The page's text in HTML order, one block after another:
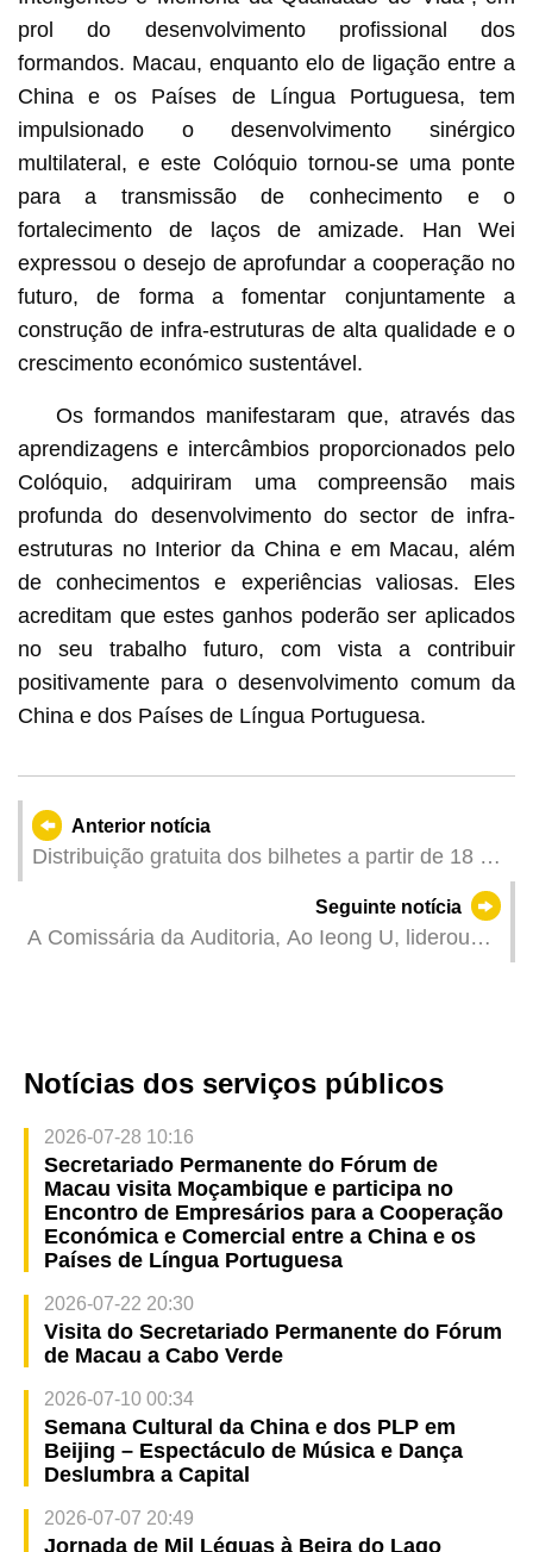
prol do desenvolvimento profissional dos
formandos. Macau, enquanto elo de ligação entre a
China e os Países de Língua Portuguesa, tem
impulsionado o desenvolvimento sinérgico
multilateral, e este Colóquio tornou-se uma ponte
para a transmissão de conhecimento e o
fortalecimento de laços de amizade. Han Wei
expressou o desejo de aprofundar a cooperação no
futuro, de forma a fomentar conjuntamente a
construção de infra-estruturas de alta qualidade e o
crescimento económico sustentável.
Os formandos manifestaram que, através das
aprendizagens e intercâmbios proporcionados pelo
Colóquio, adquiriram uma compreensão mais
profunda do desenvolvimento do sector de infra-
estruturas no Interior da China e em Macau, além
de conhecimentos e experiências valiosas. Eles
acreditam que estes ganhos poderão ser aplicados
no seu trabalho futuro, com vista a contribuir
positivamente para o desenvolvimento comum da
China e dos Países de Língua Portuguesa.
Anterior notícia
Distribuição gratuita dos bilhetes a partir de 18 de
Junho para a competição de teste da 15.ª edição
dos Jogos Nacionais da Zona de Competição de
Macau das modalidades de Basquetebol de três
Seguinte notícia
A Comissária da Auditoria, Ao Ieong U, liderou
Notícias dos serviços públicos
2026-07-28 10:16
Secretariado Permanente do Fórum de
Macau visita Moçambique e participa no
Encontro de Empresários para a Cooperação
Económica e Comercial entre a China e os
Países de Língua Portuguesa
2026-07-22 20:30
Visita do Secretariado Permanente do Fórum
de Macau a Cabo Verde
2026-07-10 00:34
Semana Cultural da China e dos PLP em
Beijing – Espectáculo de Música e Dança
Deslumbra a Capital
2026-07-07 20:49
Jornada de Mil Léguas à Beira do Lago